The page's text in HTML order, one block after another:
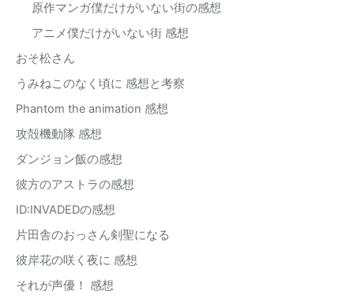
原作マンガ僕だけがいない街の感想
アニメ僕だけがいない街 感想
おそ松さん
うみねこのなく頃に 感想と考察
Phantom the animation 感想
攻殻機動隊 感想
ダンジョン飯の感想
彼方のアストラの感想
ID:INVADEDの感想
片田舎のおっさん剣聖になる
彼岸花の咲く夜に 感想
それが声優！ 感想